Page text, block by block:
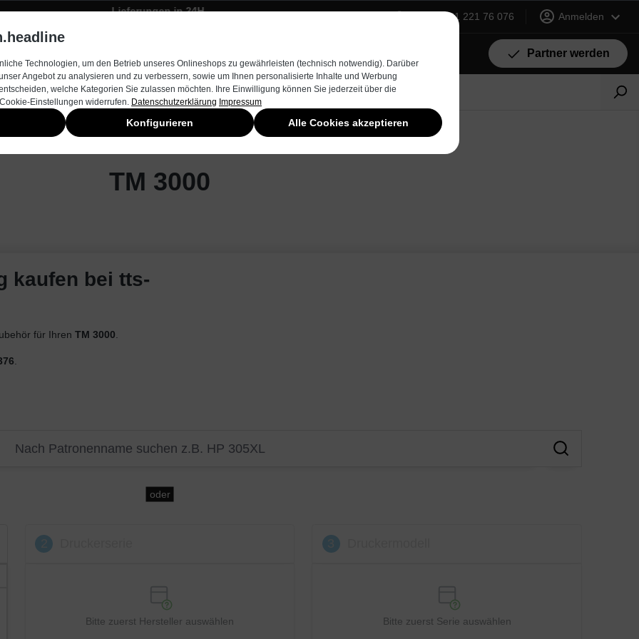
Lieferungen in 24H +49 (0) 231 221 76 076 Anmelden
Partner werden
TM 3000
kaufen bei tts-
für Ihren TM 3000
oder
Bitte zuerst Hersteller auswählen Bitte zuerst Serie auswählen
Technologien, um den Betrieb unseres Onlineshops zu gewährleisten (technisch notwendig). Darüber
Angebot zu analysieren und zu verbessern, sowie um Ihnen personalisierte Inhalte und Werbung
welche Kategorien Sie zulassen möchten. Ihre Einwilligung können Sie jederzeit über die
Einstellungen widerrufen. Datenschutzerklärung Impressum
Konfigurieren Alle Cookies akzeptieren